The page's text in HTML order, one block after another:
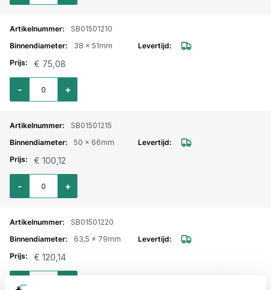
SB01501210
38 x 51mm
€ 75,08
Aantal voor UPE chemie zuig-/persslang 529AA 16 bar 38 x 51mm
+
-
SB01501215
50 x 66mm
€ 100,12
Aantal voor UPE chemie zuig-/persslang 529AA 16 bar 50 x 66mm
+
-
SB01501220
63,5 x 79mm
€ 120,14
Aantal voor UPE chemie zuig-/persslang 529AA 16 bar 63,5 x 79mm
-